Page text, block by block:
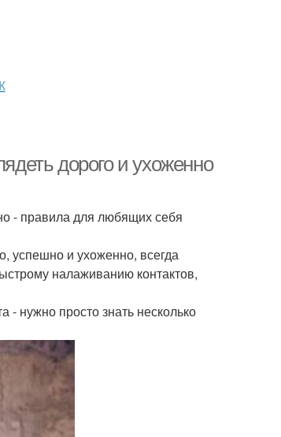
дорого и ухоженно
- правила для любящих себя
успешно и ухоженно, всегда
налаживанию контактов,
- нужно просто знать несколько